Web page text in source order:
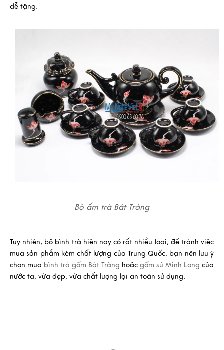
dễ tặng.
Bộ ấm trà Bát Tràng
Tuy nhiên, bộ bình trà hiện nay có rất nhiều loại, để tránh việc
mua sản phẩm kém chất lượng của Trung Quốc, bạn nên lưu ý
chọn mua bình trà gốm Bát Tràng hoặc gốm sứ Minh Long của
nước ta, vừa đẹp, vừa chất lượng lại an toàn sử dụng.